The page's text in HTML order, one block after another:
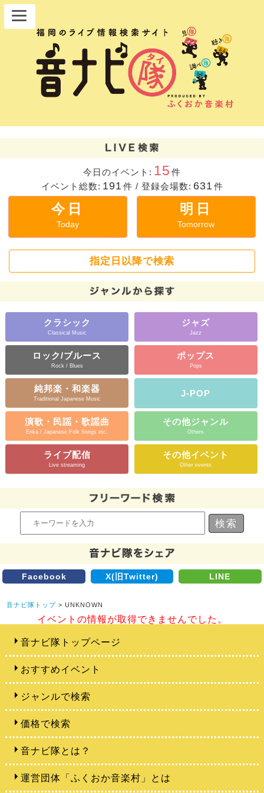
今日のイベント: 15 件
イベント総数: 191 件 / 登録会場数: 631 件
今日
Today
明日
Tomorrow
指定日以降で検索
クラシック
Classical Music
ジャズ
Jazz
ロック/ブルース
Rock / Blues
ポップス
Pops
純邦楽・和楽器
Traditional Japanese Music
J-POP
演歌・民謡・歌謡曲
Enka / Japanese Folk Songs etc.
その他ジャンル
Others
ライブ配信
Live streaming
その他イベント
Other events
Facebook X(旧Twitter) LINE
音ナビ隊トップ > UNKNOWN
イベントの情報が取得できませんでした。
音ナビ隊トップページ
おすすめイベント
ジャンルで検索
価格で検索
音ナビ隊とは？
運営団体「ふくおか音楽村」とは